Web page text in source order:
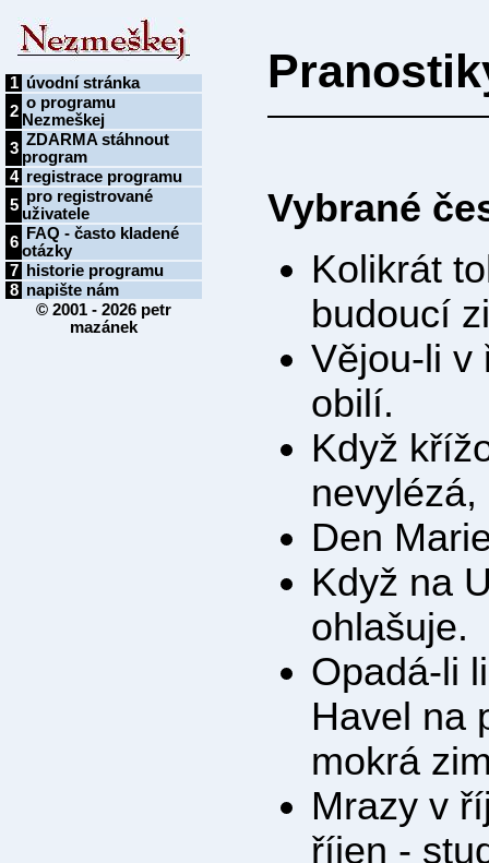
1 úvodní stránka
2 o programu
Nezmeškej
3 ZDARMA stáhnout
program
4 registrace programu
5 pro registrované
uživatele
6
FAQ - často kladené
otázky
7
historie programu
8 napište nám
© 2001 - 2026 petr
mazánek
Vybrané
Kolikrát
budoucí
Vějou-li v
obilí.
Když
Den
Když na
ohlašuje.
Opadá-li
Havel na
mokrá
Mrazy v
říjen -